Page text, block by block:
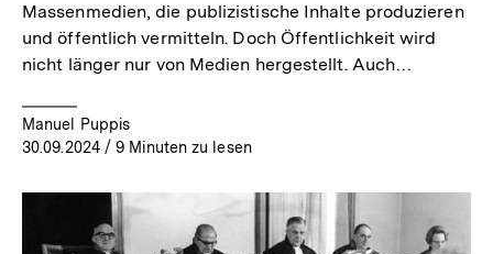
Massenmedien, die publizistische Inhalte produzieren
und öffentlich vermitteln. Doch Öffentlichkeit wird
nicht länger nur von Medien hergestellt. Auch…
Manuel Puppis
30.09.2024/ 9 Minuten zu lesen